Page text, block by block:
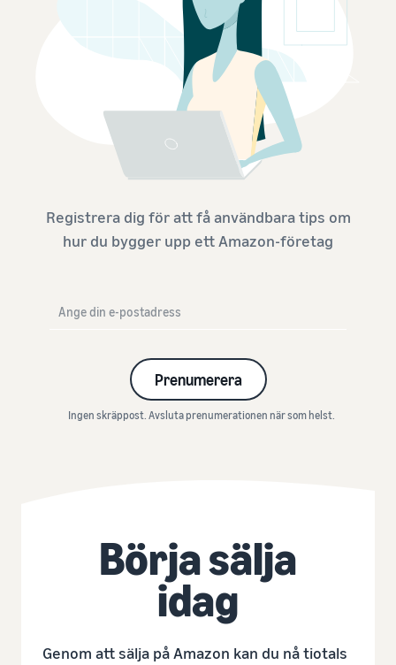
Registrera dig för att få användbara tips om
hur du bygger upp ett Amazon-företag
Prenumerera
Ingen skräppost. Avsluta prenumerationen när som helst.
Börja sälja
idag
Genom att sälja på Amazon kan du nå tiotals